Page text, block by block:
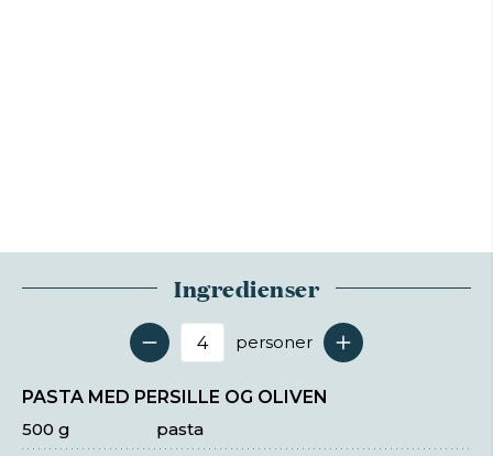
Ingredienser
Antal serveringer
personer
PASTA MED PERSILLE OG OLIVEN
pasta
500 g